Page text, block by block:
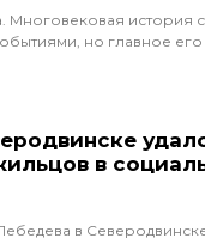
Многовековая история
но главное
в
в